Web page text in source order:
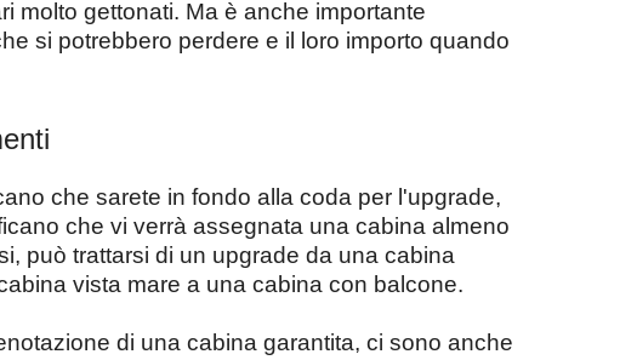
molto gettonati. Ma è anche importante
si potrebbero perdere e il loro importo quando
che sarete in fondo alla coda per l'upgrade,
che vi verrà assegnata una cabina almeno
può trattarsi di un upgrade da una cabina
vista mare a una cabina con balcone.
di una cabina garantita, ci sono anche